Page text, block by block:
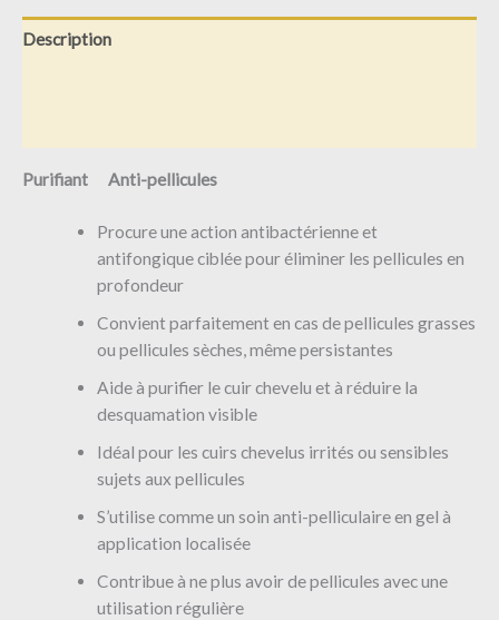
Description
Purifiant Anti-pellicules
Procure une action antibactérienne et
antifongique ciblée pour éliminer les pellicules en
profondeur
Convient parfaitement en cas de pellicules grasses
ou pellicules sèches, même persistantes
Aide à purifier le cuir chevelu et à réduire la
desquamation visible
Idéal pour les cuirs chevelus irrités ou sensibles
sujets aux pellicules
S’utilise comme un soin anti-pelliculaire en gel à
application localisée
Contribue à ne plus avoir de pellicules avec une
utilisation régulière